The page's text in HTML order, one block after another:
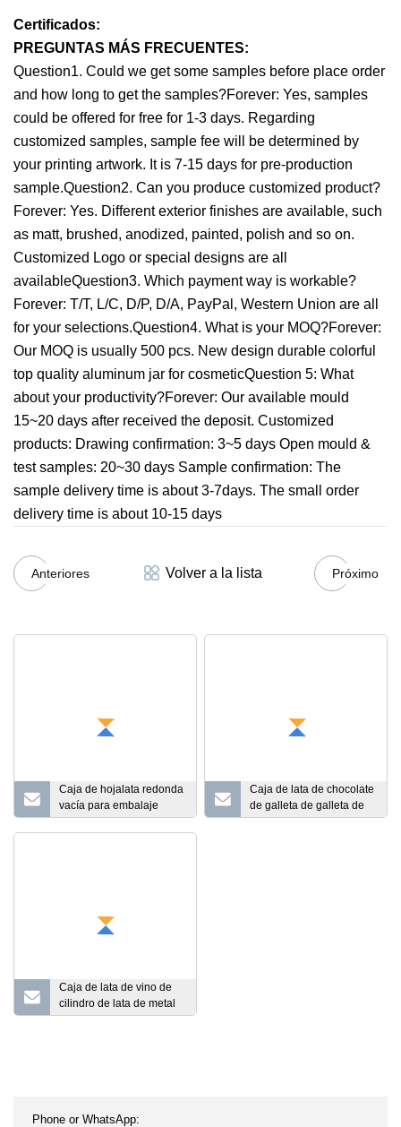
Certificados:
PREGUNTAS MÁS FRECUENTES:
Question1. Could we get some samples before place order
and how long to get the samples?Forever: Yes, samples
could be offered for free for 1-3 days. Regarding
customized samples, sample fee will be determined by
your printing artwork. It is 7-15 days for pre-production
sample.Question2. Can you produce customized product?
Forever: Yes. Different exterior finishes are available, such
as matt, brushed, anodized, painted, polish and so on.
Customized Logo or special designs are all
availableQuestion3. Which payment way is workable?
Forever: T/T, L/C, D/P, D/A, PayPal, Western Union are all
for your selections.Question4. What is your MOQ?Forever:
Our MOQ is usually 500 pcs. New design durable colorful
top quality aluminum jar for cosmeticQuestion 5: What
about your productivity?Forever: Our available mould
15~20 days after received the deposit. Customized
products: Drawing confirmation: 3~5 days Open mould &
test samples: 20~30 days Sample confirmation: The
sample delivery time is about 3-7days. The small order
delivery time is about 10-15 days
Anteriores Volver a la lista Próximo
Caja de hojalata redonda
vacía para embalaje
promocional, lata de
Caja de lata de chocolate
de galleta de galleta de
caramelo rectangular
Caja de lata de vino de
cilindro de lata de metal
de lata de cilindro de